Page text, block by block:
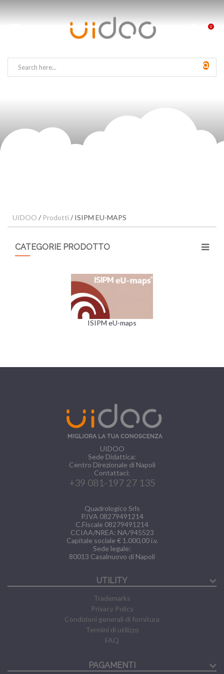
0
UIDOO / Prodotti/ ISIPM EU-MAPS
CATEGORIE PRODOTTO
ISIPM eU-maps
UIDOO
Sede Didattica:
Centro Direzionale di Napoli
Contattaci:
+39 081-197 27 135
Quadrologico Srls
P.IVA 08279491214
C.Fiscale 08279491214
CCIAA/NREA: NA/945523
Capitale sociale € 1.000,00 i.v.
Sede legale:
80013 Casalnuovo di Napoli
UTILITY
Trademarks
Privacy Policy
Condizioni generali di fornitura
Termini di utilizzo
FAQ
PAGAMENTI